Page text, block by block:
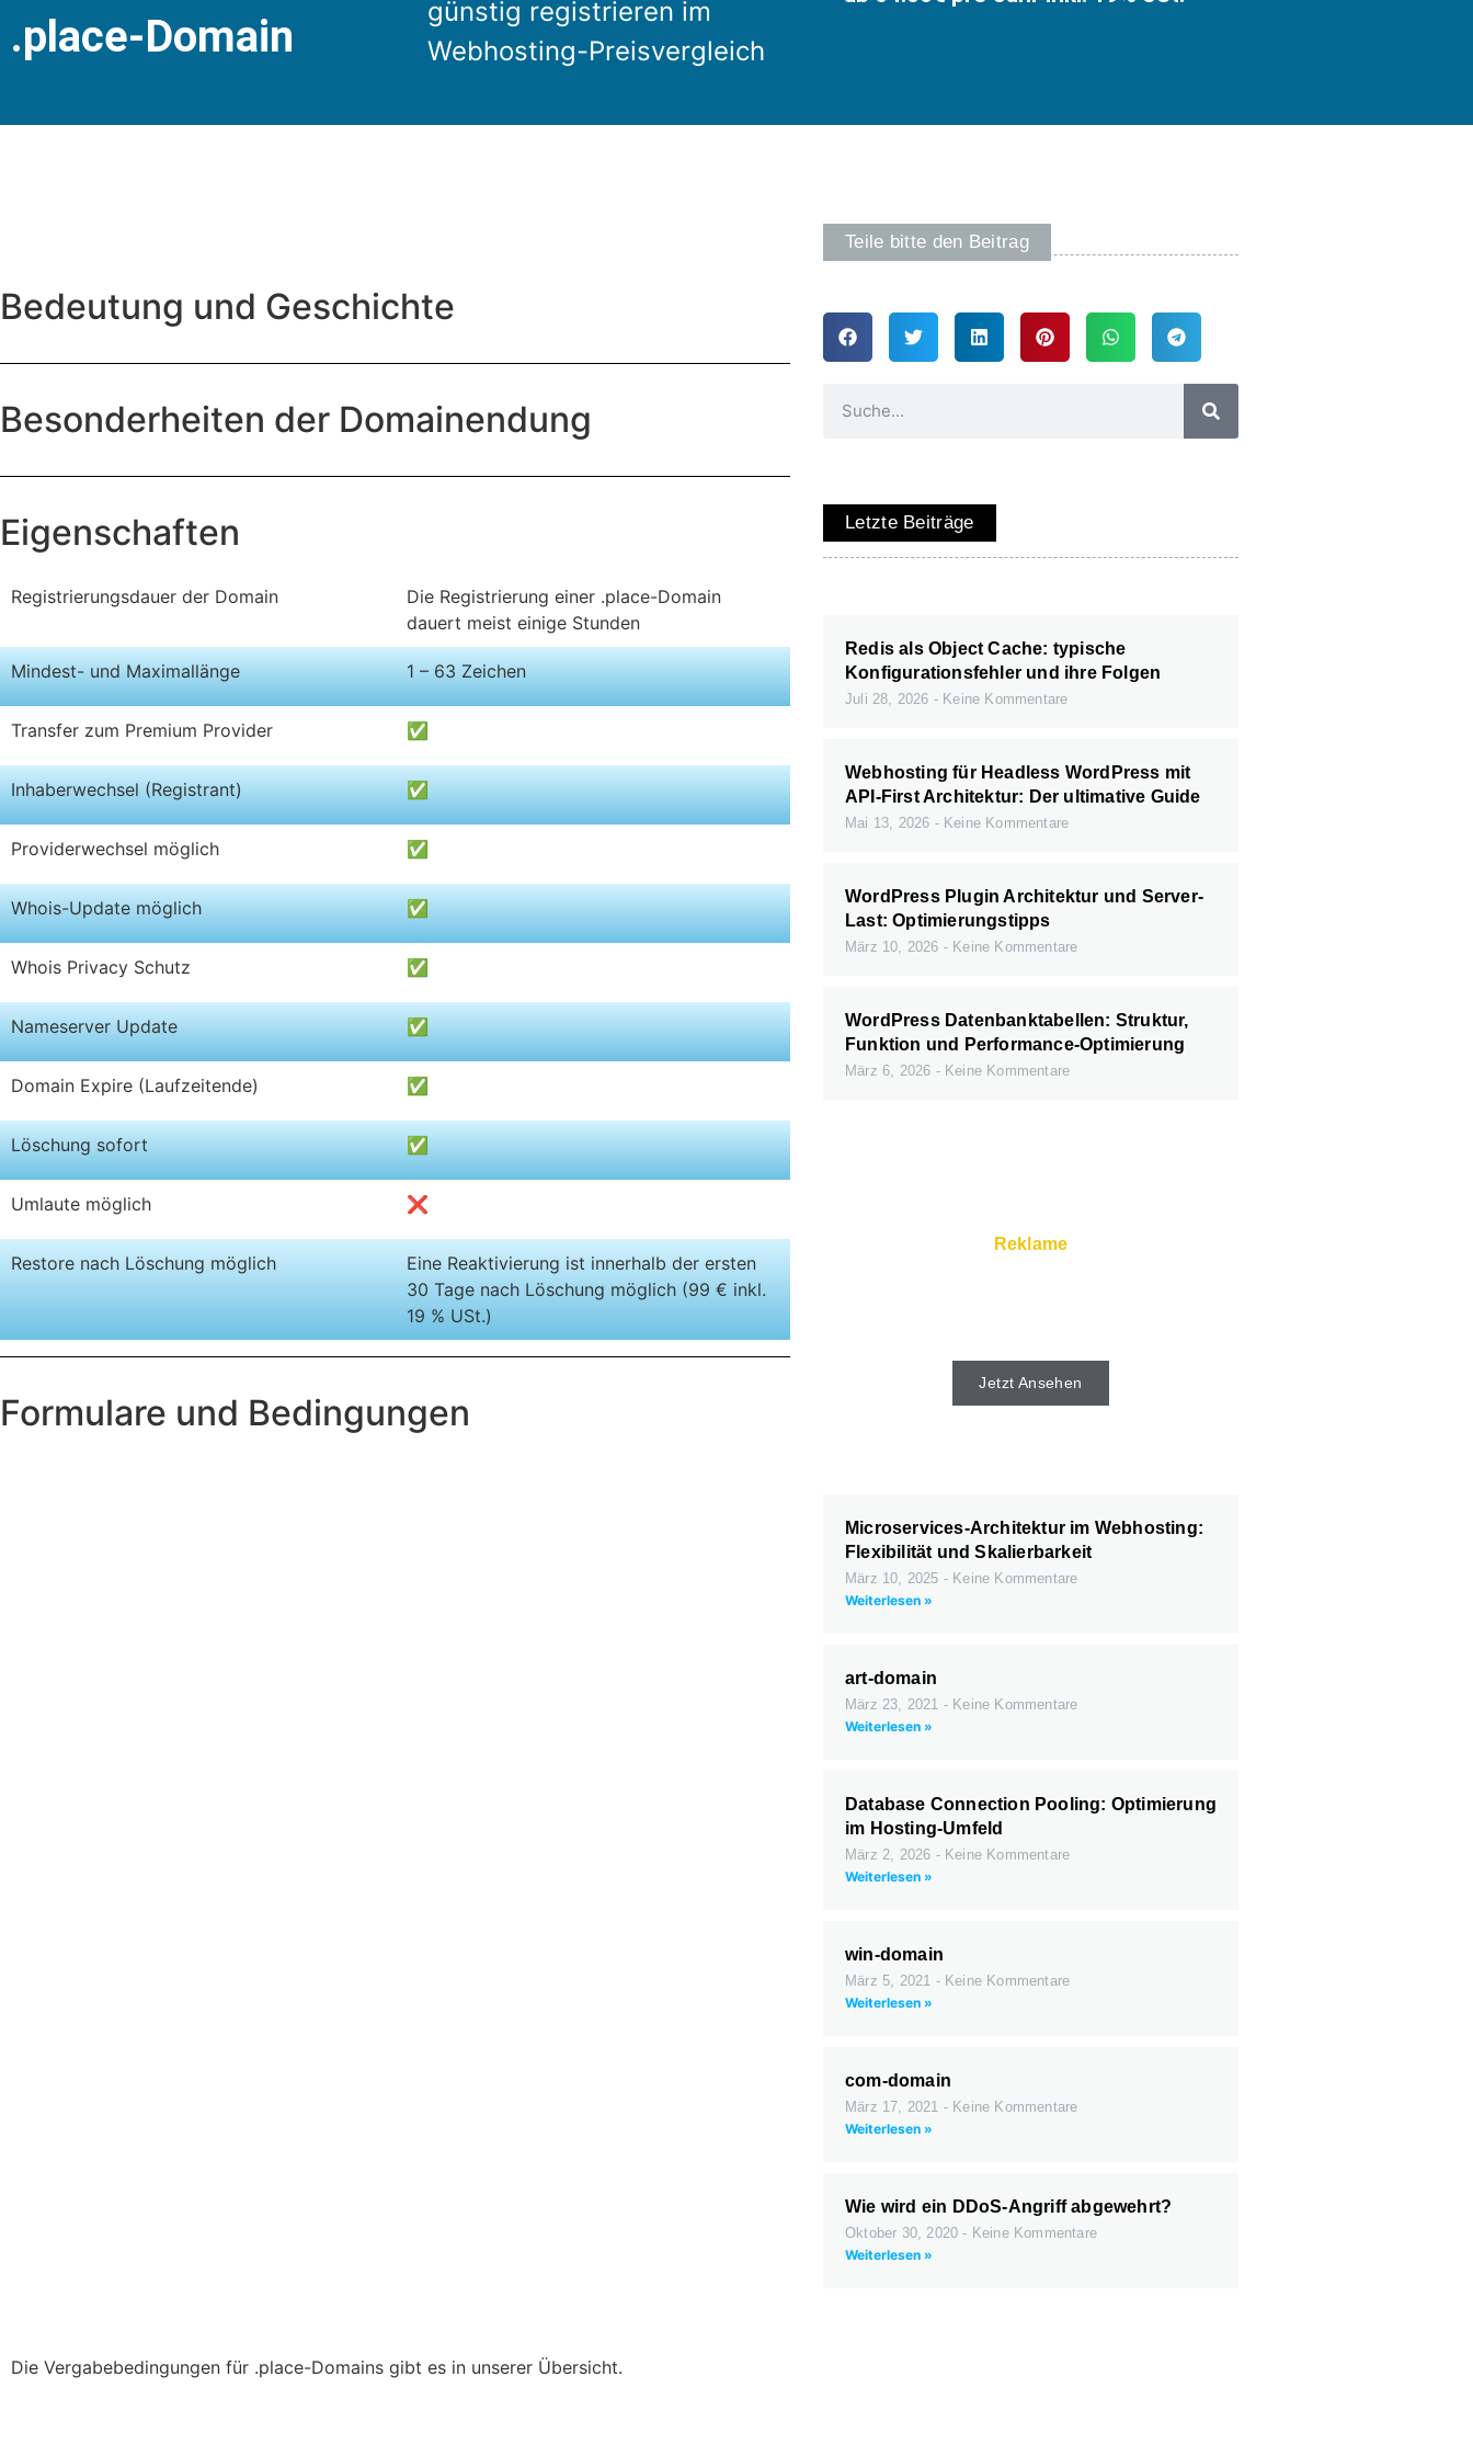
.place-Domain
günstig registrieren im
Webhosting-Preisvergleich
Bedeutung und Geschichte
Besonderheiten der Domainendung
Eigenschaften
Registrierungsdauer der Domain
Die Registrierung einer .place-Domain
dauert meist einige Stunden
Mindest- und Maximallänge 1 – 63 Zeichen
Transfer zum Premium Provider ✅
Inhaberwechsel (Registrant) ✅
Providerwechsel möglich ✅
Whois-Update möglich ✅
Whois Privacy Schutz ✅
Nameserver Update ✅
Domain Expire (Laufzeitende) ✅
Löschung sofort ✅
Umlaute möglich ❌
Restore nach Löschung möglich
Eine Reaktivierung ist innerhalb der ersten
30 Tage nach Löschung möglich (99 € inkl.
19 % USt.)
Formulare und Bedingungen
Teile bitte den Beitrag
Letzte Beiträge
Redis als Object Cache: typische
Konfigurationsfehler und ihre Folgen
Juli 28, 2026 Keine Kommentare
Webhosting für Headless WordPress mit
API-First Architektur: Der ultimative Guide
Mai 13, 2026 Keine Kommentare
WordPress Plugin Architektur und Server-
Last: Optimierungstipps
März 10, 2026 Keine Kommentare
WordPress Datenbanktabellen: Struktur,
Funktion und Performance-Optimierung
März 6, 2026 Keine Kommentare
Reklame
Jetzt Ansehen
Microservices-Architektur im Webhosting:
Flexibilität und Skalierbarkeit
März 10, 2025
Keine Kommentare
Weiterlesen »
art-domain
März 23, 2021
Keine Kommentare
Weiterlesen »
Database Connection Pooling: Optimierung
im Hosting-Umfeld
März 2, 2026 Keine Kommentare
Weiterlesen »
win-domain
März 5, 2021
Keine Kommentare
Weiterlesen »
com-domain
März 17, 2021
Keine Kommentare
Weiterlesen »
Wie wird ein DDoS-Angriff abgewehrt?
Oktober 30, 2020
Keine Kommentare
Weiterlesen »
Die Vergabebedingungen für .place-Domains gibt es in unserer Übersicht.